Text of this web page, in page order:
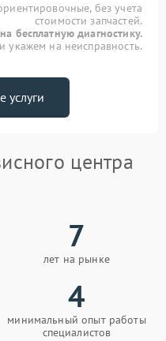
без учета
стоимости запчастей.
бесплатную диагностику.
укажем на неисправность.
услуги
центра
7
лет на рынке
4
минимальный опыт работы
специалистов